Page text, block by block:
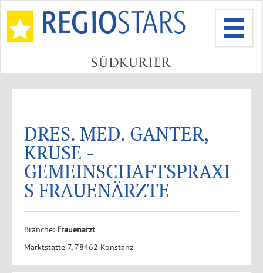
DRES. MED. GANTER,
KRUSE -
GEMEINSCHAFTSPRAXI
S FRAUENÄRZTE
Branche: Frauenarzt
Marktstätte 7, 78462 Konstanz